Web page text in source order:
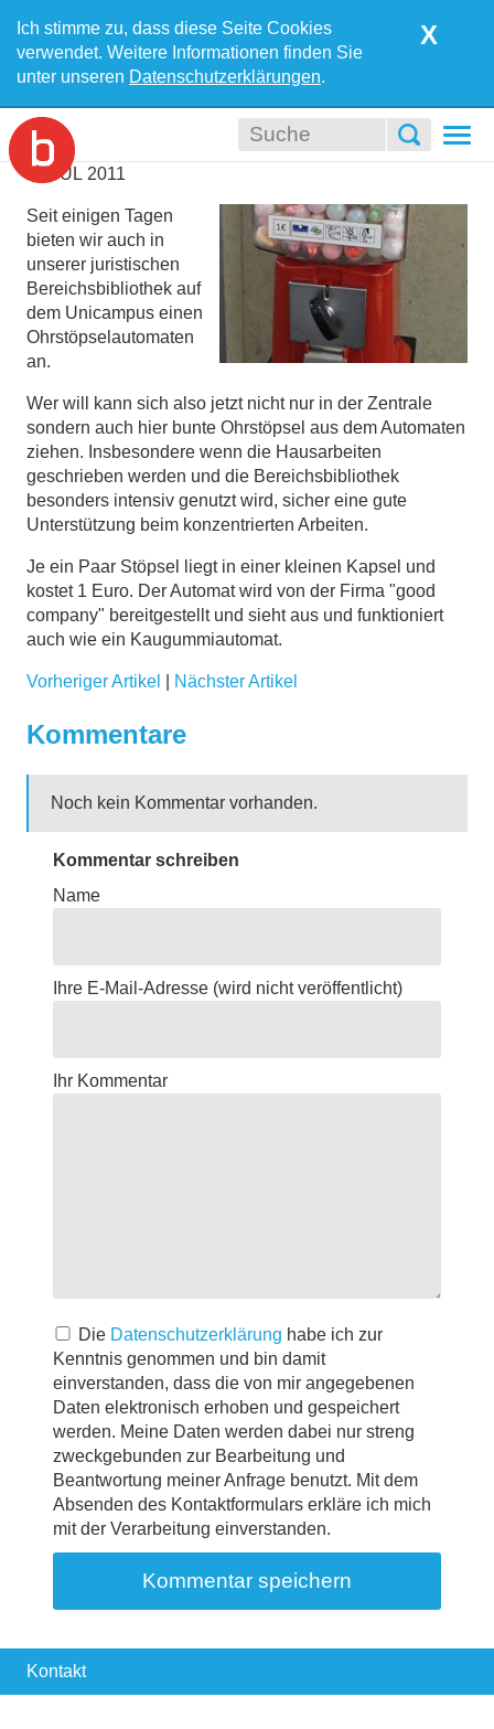
Ich stimme zu, dass diese Seite Cookies
verwendet. Weitere Informationen finden Sie
unter unseren Datenschutzerklärungen.
X
JUL 2011
Seit einigen Tagen
bieten wir auch in
unserer juristischen
Bereichsbibliothek auf
dem Unicampus einen
Ohrstöpselautomaten
an.
Wer will kann sich also jetzt nicht nur in der Zentrale
sondern auch hier bunte Ohrstöpsel aus dem Automaten
ziehen. Insbesondere wenn die Hausarbeiten
geschrieben werden und die Bereichsbibliothek
besonders intensiv genutzt wird, sicher eine gute
Unterstützung beim konzentrierten Arbeiten.
Je ein Paar Stöpsel liegt in einer kleinen Kapsel und
kostet 1 Euro. Der Automat wird von der Firma "good
company" bereitgestellt und sieht aus und funktioniert
auch wie ein Kaugummiautomat.
Vorheriger Artikel Nächster Artikel
Kommentare
Noch kein Kommentar vorhanden.
Kommentar schreiben
Name
Ihre E-Mail-Adresse (wird nicht veröffentlicht)
Ihr Kommentar
Die Datenschutzerklärung habe ich zur
Kenntnis genommen und bin damit
einverstanden, dass die von mir angegebenen
Daten elektronisch erhoben und gespeichert
werden. Meine Daten werden dabei nur streng
zweckgebunden zur Bearbeitung und
Beantwortung meiner Anfrage benutzt. Mit dem
Absenden des Kontaktformulars erkläre ich mich
mit der Verarbeitung einverstanden.
Kontakt